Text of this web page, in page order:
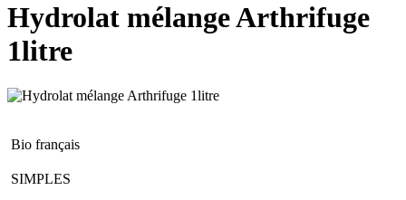
Hydrolat mélange Arthrifuge
1litre
Bio français
SIMPLES